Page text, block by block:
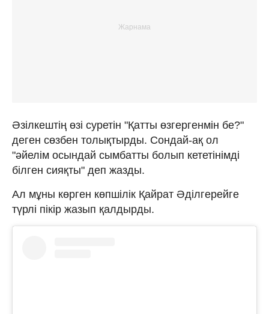
Әзілкештің өзі суретін "Қатты өзгергенмін бе?"
деген сөзбен толықтырды. Сондай-ақ ол
"әйелім осындай сымбатты болып кететінімді
білген сияқты" деп жазды.
Ал мұны көрген көпшілік Қайрат Әділгерейге
түрлі пікір жазып қалдырды.